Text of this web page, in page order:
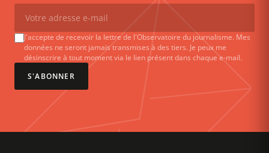
J'accepte de recevoir la lettre de l'Observatoire du journalisme. Mes
données ne seront jamais transmises à des tiers. Je peux me
désinscrire à tout moment via le lien présent dans chaque e-mail.
S'ABONNER